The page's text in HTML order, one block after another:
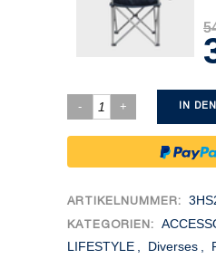
IN
ARTIKELNUMMER:
KATEGORIEN:
LIFESTYLE
Diverses